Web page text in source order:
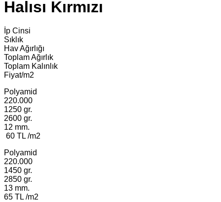
Halısı Kırmızı
İp Cinsi
Sıklık
Hav Ağırlığı
Toplam Ağırlık
Toplam Kalınlık
Fiyat/m2
Polyamid
220.000
1250 gr.
2600 gr.
12 mm.
60 TL /m2
Polyamid
220.000
1450 gr.
2850 gr.
13 mm.
65 TL /m2